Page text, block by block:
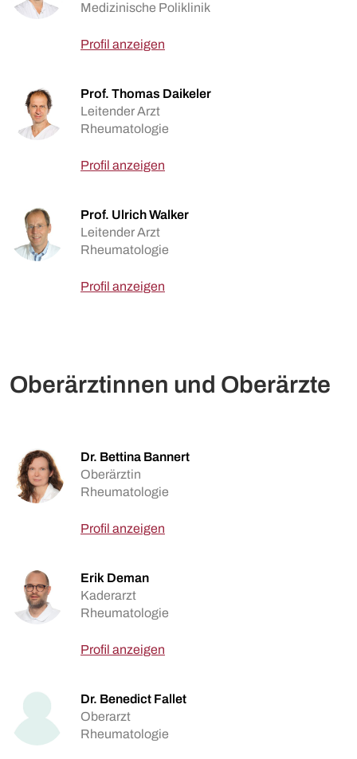
Medizinische Poliklinik
Profil anzeigen
Prof. Thomas Daikeler
Leitender Arzt
Rheumatologie
Profil anzeigen
Prof. Ulrich Walker
Leitender Arzt
Rheumatologie
Profil anzeigen
Oberärztinnen und Oberärzte
Dr. Bettina Bannert
Oberärztin
Rheumatologie
Profil anzeigen
Erik Deman
Kaderarzt
Rheumatologie
Profil anzeigen
Dr. Benedict Fallet
Oberarzt
Rheumatologie